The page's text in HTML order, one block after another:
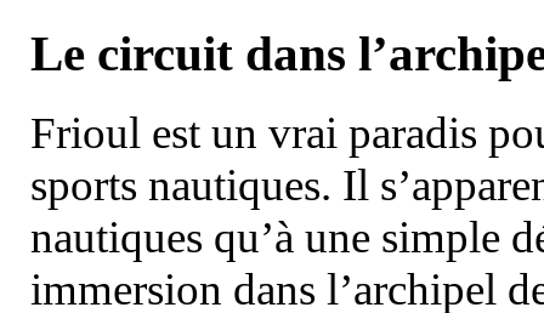
Le circuit dans
Frioul est un vrai paradis
sports nautiques. Il
nautiques qu’à une simple
immersion dans l’archipel